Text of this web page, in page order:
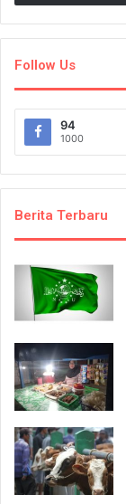
Follow Us
94
1000
Berita Terbaru